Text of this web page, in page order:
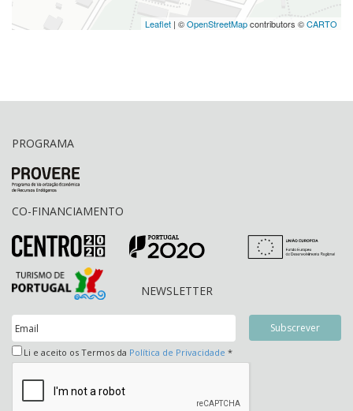
Leaflet | ©OpenStreetMapcontributors ©CARTO
PROGRAMA
CO-FINANCIAMENTO
NEWSLETTER
Li e aceito os Termos da Política de Privacidade *